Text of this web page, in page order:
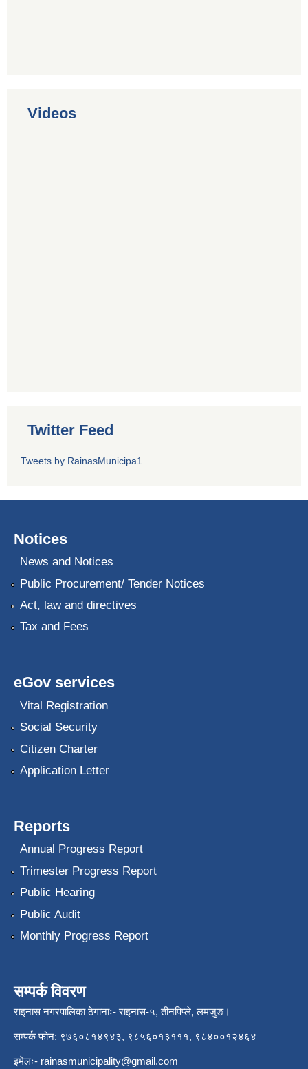
Videos
Twitter Feed
Tweets by RainasMunicipa1
Notices
News and Notices
Public Procurement/ Tender Notices
Act, law and directives
Tax and Fees
eGov services
Vital Registration
Social Security
Citizen Charter
Application Letter
Reports
Annual Progress Report
Trimester Progress Report
Public Hearing
Public Audit
Monthly Progress Report
सम्पर्क विवरण
राइनास नगरपालिका ठेगानाः- राइनास-५, तीनपिप्ले, लमजुङ।
सम्पर्क फोन: ९७६०८१४९४३, ९८५६०१३१११, ९८४००१२४६४
इमेलः- rainasmunicipality@gmail.com